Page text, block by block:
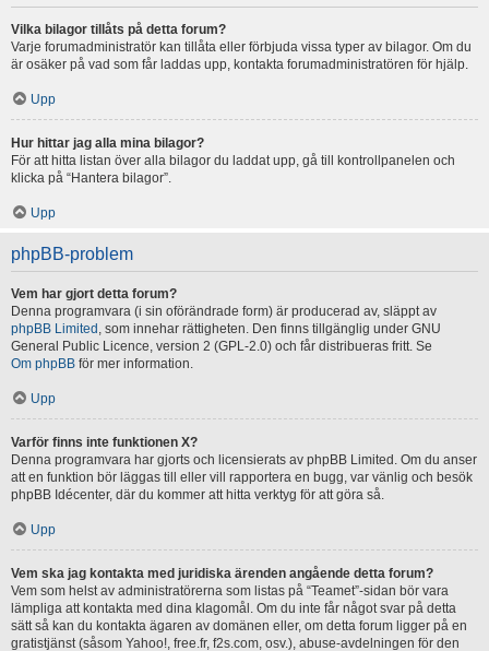
Vilka bilagor tillåts på detta forum?
Varje forumadministratör kan tillåta eller förbjuda vissa typer av bilagor. Om du
är osäker på vad som får laddas upp, kontakta forumadministratören för hjälp.
Upp
Hur hittar jag alla mina bilagor?
För att hitta listan över alla bilagor du laddat upp, gå till kontrollpanelen och
klicka på “Hantera bilagor”.
Upp
phpBB-problem
Vem har gjort detta forum?
Denna programvara (i sin oförändrade form) är producerad av, släppt av
phpBB Limited , som innehar rättigheten. Den finns tillgänglig under GNU
General Public Licence, version 2 (GPL-2.0) och får distribueras fritt. Se
Om phpBB för mer information.
Upp
Varför finns inte funktionen X?
Denna programvara har gjorts och licensierats av phpBB Limited. Om du anser
att en funktion bör läggas till eller vill rapportera en bugg, var vänlig och besök
phpBB Idécenter, där du kommer att hitta verktyg för att göra så.
Upp
Vem ska jag kontakta med juridiska ärenden angående detta forum?
Vem som helst av administratörerna som listas på “Teamet”-sidan bör vara
lämpliga att kontakta med dina klagomål. Om du inte får något svar på detta
sätt så kan du kontakta ägaren av domänen eller, om detta forum ligger på en
gratistjänst (såsom Yahoo!, free.fr, f2s.com, osv.), abuse-avdelningen för den